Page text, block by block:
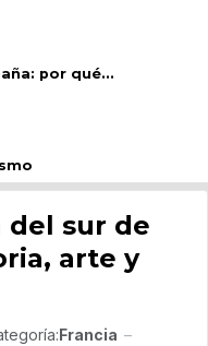
por qué...
del sur de
arte y
Francia